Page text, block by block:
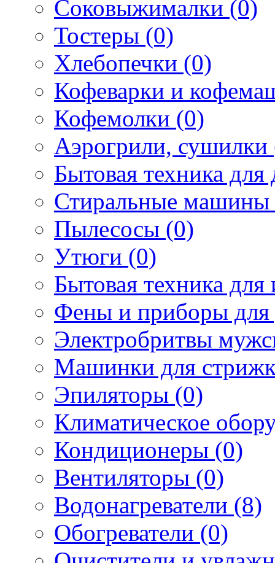
Соковыжималки (0)
Тостеры (0)
Хлебопечки (0)
Кофеварки и
Кофемолки (0)
Аэрогрили, сушилки
Бытовая техника
Стиральные машины
Пылесосы (0)
Утюги (0)
Бытовая техника
Фены и приборы для
Электробритвы
Машинки для
Эпиляторы (0)
Климатическое
Кондиционеры (0)
Вентиляторы (0)
Водонагреватели (8)
Обогреватели (0)